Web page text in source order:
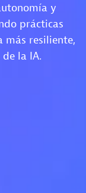
y
prácticas
más resiliente,
la IA.